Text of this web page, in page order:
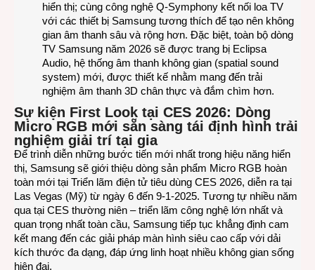
hiển thị; cùng công nghệ Q-Symphony kết nối loa TV
với các thiết bị Samsung tương thích để tạo nên không
gian âm thanh sâu và rộng hơn. Đặc biệt, toàn bộ dòng
TV Samsung năm 2026 sẽ được trang bị Eclipsa
Audio, hệ thống âm thanh không gian (spatial sound
system) mới, được thiết kế nhằm mang đến trải
nghiệm âm thanh 3D chân thực và đắm chìm hơn.
Sự kiện First Look tại CES 2026: Dòng
Micro RGB mới sẵn sàng tái định hình trải
nghiệm giải trí tại gia
Để trình diễn những bước tiến mới nhất trong hiệu năng hiển
thị, Samsung sẽ giới thiệu dòng sản phẩm Micro RGB hoàn
toàn mới tại Triển lãm điện tử tiêu dùng CES 2026, diễn ra tại
Las Vegas (Mỹ) từ ngày 6 đến 9-1-2025. Tương tự nhiều năm
qua tại CES thường niên – triển lãm công nghệ lớn nhất và
quan trọng nhất toàn cầu, Samsung tiếp tục khẳng định cam
kết mang đến các giải pháp màn hình siêu cao cấp với dải
kích thước đa dạng, đáp ứng linh hoạt nhiều không gian sống
hiện đại.